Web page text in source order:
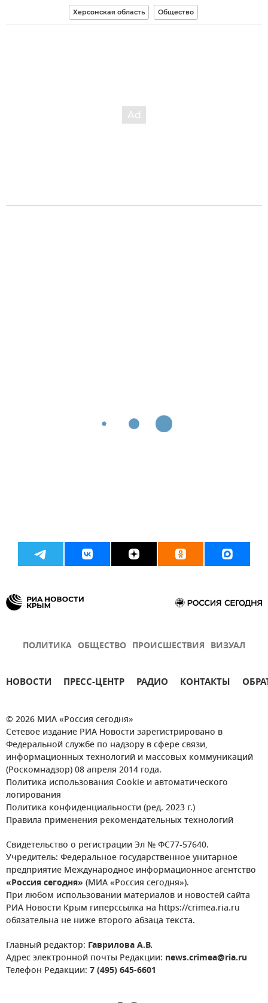
Херсонская область Общество
ПОЛИТИКА ОБЩЕСТВО ПРОИСШЕСТВИЯ ВИЗУАЛ
НОВОСТИ ПРЕСС-ЦЕНТР РАДИО КОНТАКТЫ
© 2026 МИА «Россия сегодня»
Сетевое издание РИА Новости зарегистрировано в
Федеральной службе по надзору в сфере связи,
информационных технологий и массовых коммуникаций
(Роскомнадзор) 08 апреля 2014 года.
Политика использования Cookie и автоматического
логирования
Политика конфиденциальности (ред. 2023 г.)
Правила применения рекомендательных технологий
Свидетельство о регистрации Эл № ФС77-57640.
Учредитель: Федеральное государственное унитарное
предприятие Международное информационное агентство
«Россия сегодня» (МИА «Россия сегодня»).
При любом использовании материалов и новостей сайта
РИА Новости Крым гиперссылка на https://crimea.ria.ru
обязательна не ниже второго абзаца текста.
Главный редактор: Гаврилова А.В.
Адрес электронной почты Редакции: news.crimea@ria.ru
Телефон Редакции: 7 (495) 645-6601